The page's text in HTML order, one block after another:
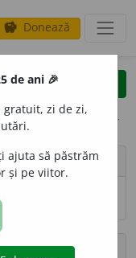
savings Donează
opțiuni
de ani 🎉
gratuit, zi de zi,
ajuta să păstrăm
și pe viitor.